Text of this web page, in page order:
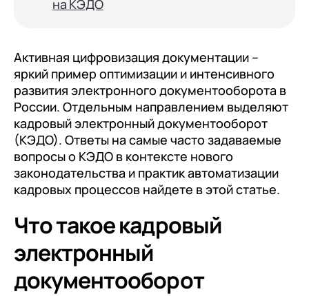
на КЭДО
Активная цифровизация документации –
яркий пример оптимизации и интенсивного
развития электронного документооборота в
России. Отдельным направлением выделяют
кадровый электронный документооборот
(КЭДО). Ответы на самые часто задаваемые
вопросы о КЭДО в контексте нового
законодательства и практик автоматизации
кадровых процессов найдете в этой статье.
Что такое кадровый
электронный
документооборот
Лицензии 1С
Сервисы 1С
1С-ЭДО
1С:Контрагент
1С-Отчетность
1С:Фреш